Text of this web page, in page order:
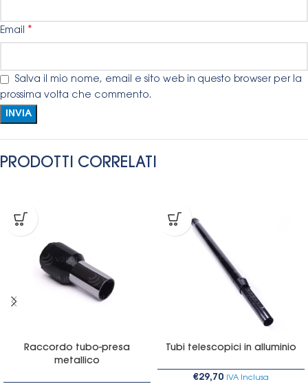
Email *
Salva il mio nome, email e sito web in questo browser per la
prossima volta che commento.
PRODOTTI CORRELATI
Raccordo tubo-presa
metallico
Tubi telescopici in alluminio
€29,70 IVA Inclusa